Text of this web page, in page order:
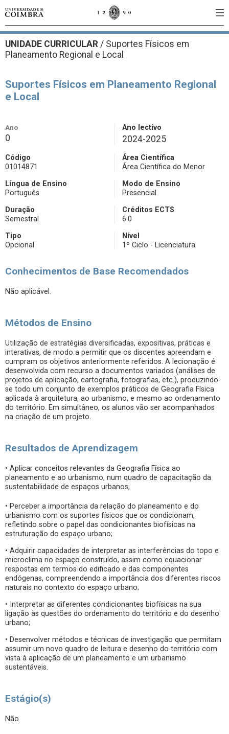
UNIDADE CURRICULAR / Suportes Físicos em
Planeamento Regional e Local
Suportes Físicos em Planeamento Regional
e Local
Ano
0
Ano lectivo
2024-2025
Código
01014871
Área Científica
Área Científica do Menor
Língua de Ensino
Português
Modo de Ensino
Presencial
Duração
Semestral
Créditos ECTS
6.0
Tipo
Opcional
Nível
1º Ciclo - Licenciatura
Conhecimentos de Base Recomendados
Não aplicável.
Métodos de Ensino
Utilização de estratégias diversificadas, expositivas, práticas e
interativas, de modo a permitir que os discentes apreendam e
cumpram os objetivos anteriormente referidos. A lecionação é
desenvolvida com recurso a documentos variados (análises de
projetos de aplicação, cartografia, fotografias, etc.), produzindo-
se todo um conjunto de exemplos práticos de Geografia Física
aplicada à arquitetura, ao urbanismo, e mesmo ao ordenamento
do território. Em simultâneo, os alunos vão ser acompanhados
na criação de um projeto.
Resultados de Aprendizagem
• Aplicar conceitos relevantes da Geografia Física ao
planeamento e ao urbanismo, num quadro de capacitação da
sustentabilidade de espaços urbanos;
• Perceber a importância da relação do planeamento e do
urbanismo com os suportes físicos que os condicionam,
refletindo sobre o papel das condicionantes biofísicas na
estruturação do espaço urbano;
• Adquirir capacidades de interpretar as interferências do topo e
microclima no espaço construído, assim como equacionar
respostas em termos do edificado e das componentes
endógenas, compreendendo a importância dos diferentes riscos
naturais no contexto do espaço urbano;
• Interpretar as diferentes condicionantes biofísicas na sua
ligação às questões do ordenamento do território e do desenho
urbano;
• Desenvolver métodos e técnicas de investigação que permitam
assumir um novo quadro de leitura e desenho do território com
vista à aplicação de um planeamento e um urbanismo
sustentáveis.
Estágio(s)
Não